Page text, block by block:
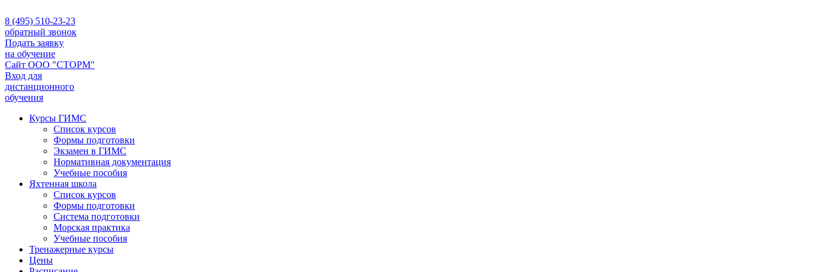
8 (495) 510-23-23
обратный звонок
Подать заявку
на обучение
Сайт ООО "СТОРМ"
Вход для
дистанционного
обучения
Курсы ГИМС
Список курсов
Формы подготовки
Экзамен в ГИМС
Нормативная документация
Учебные пособия
Яхтенная школа
Список курсов
Формы подготовки
Cистема подготовки
Морская практика
Учебные пособия
Тренажерные курсы
Цены